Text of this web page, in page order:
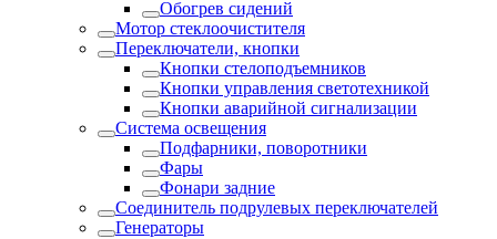
Обогрев сидений
Мотор стеклоочистителя
Переключатели, кнопки
Кнопки стелоподъемников
Кнопки управления светотехникой
Кнопки аварийной сигнализации
Система освещения
Подфарники, поворотники
Фары
Фонари задние
Соединитель подрулевых переключателей
Генераторы